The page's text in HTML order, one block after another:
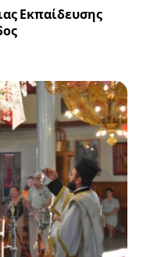
Εκπαίδευσης